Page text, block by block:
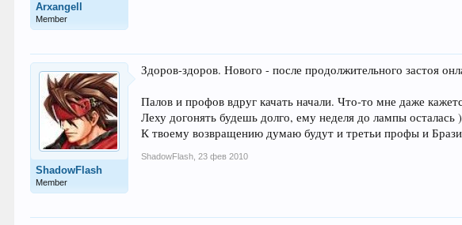
Arxangell
Member
ShadowFlash
Member
Здоров-здоров. Нового - после продолжительного застоя
Палов и профов вдруг качать начали. Что-то мне даже
Леху догонять будешь долго, ему неделя до лампы
К твоему возвращению думаю будут и третьи профы и
ShadowFlash 23 фев 2010